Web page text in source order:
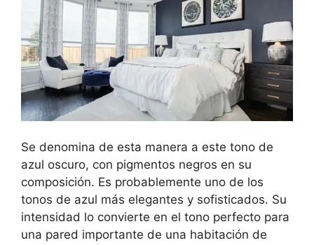
Se denomina de esta manera a este tono de
azul oscuro, con pigmentos negros en su
composición. Es probablemente uno de los
tonos de azul más elegantes y sofisticados. Su
intensidad lo convierte en el tono perfecto para
una pared importante de una habitación de